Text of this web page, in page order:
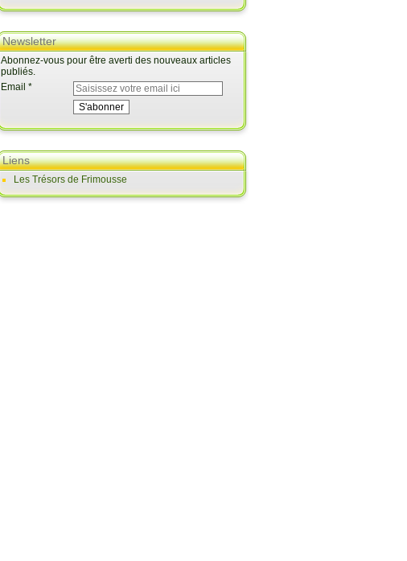
Newsletter
Abonnez-vous pour être averti des nouveaux articles
publiés.
Email
Liens
Les Trésors de Frimousse